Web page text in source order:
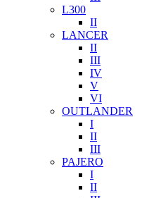
L300
II
LANCER
II
III
IV
V
VI
OUTLANDER
I
II
III
PAJERO
I
II